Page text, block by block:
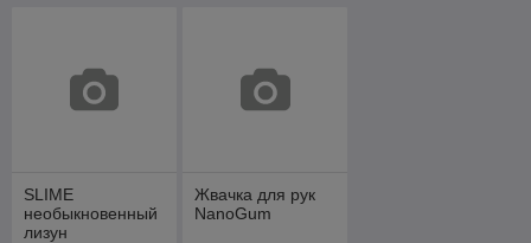
SLIME
необыкновенный
лизун
Жвачка для рук
NanoGum